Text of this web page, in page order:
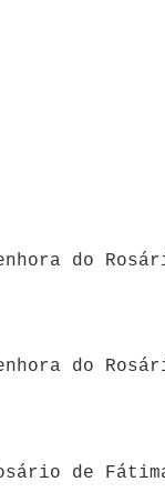
do
do
de